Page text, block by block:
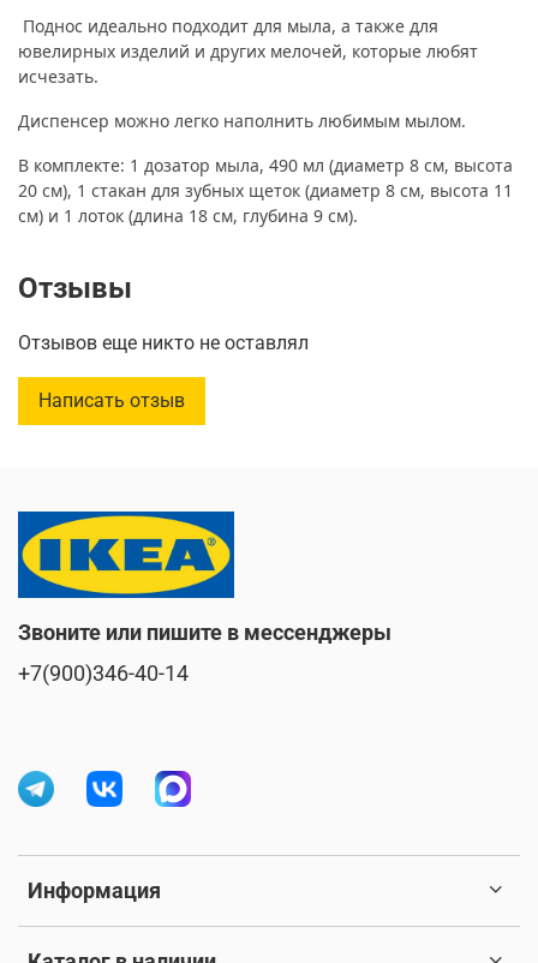
Поднос идеально подходит для мыла, а также для
ювелирных изделий и других мелочей, которые любят
исчезать.
Диспенсер можно легко наполнить любимым мылом.
В комплекте: 1 дозатор мыла, 490 мл (диаметр 8 см, высота
20 см), 1 стакан для зубных щеток (диаметр 8 см, высота 11
см) и 1 лоток (длина 18 см, глубина 9 см).
Отзывы
Отзывов еще никто не оставлял
Написать отзыв
Информация
Звоните или пишите в мессенджеры
+7(900)346-40-14